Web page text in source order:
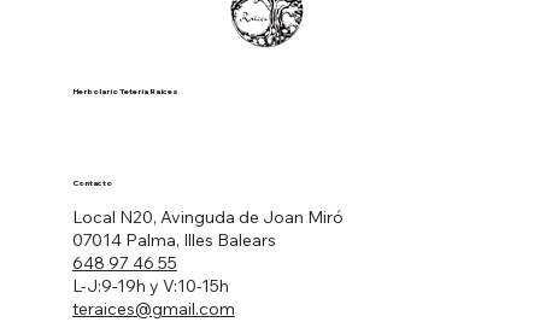
Herbolario Tetería Raíces
Local N20, Avinguda de Joan Miró
07014 Palma, Illes Balears
648 97 46 55
L-J:9-19h y V:10-15h
teraices@gmail.com
Contacto